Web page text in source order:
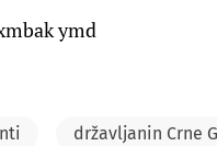
ymd
državljanin Crne